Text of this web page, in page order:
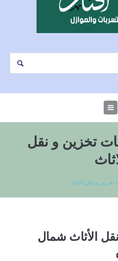
تخزين و نقل
و نقل الاثاث
الأثاث شمال